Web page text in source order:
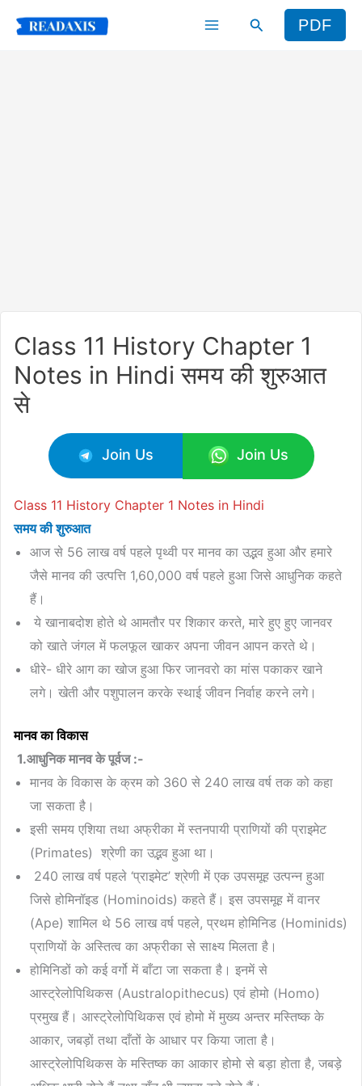
Search PDF
Class 11 History Chapter 1
Notes in Hindi समय की शुरुआत
से
Join Us Join Us
Class 11 History Chapter 1 Notes in Hindi
समय की शुरुआत
आज से 56 लाख वर्ष पहले पृथ्वी पर मानव का उद्भव हुआ और हमारे
जैसे मानव की उत्पत्ति 1,60,000 वर्ष पहले हुआ जिसे आधुनिक कहते
हैं।
ये खानाबदोश होते थे आमतौर पर शिकार करते, मारे हुए हुए जानवर
को खाते जंगल में फलफूल खाकर अपना जीवन आपन करते थे।
धीरे- धीरे आग का खोज हुआ फिर जानवरो का मांस पकाकर खाने
लगे। खेती और पशुपालन करके स्थाई जीवन निर्वाह करने लगे।
मानव का विकास
1.आधुनिक मानव के पूर्वज :-
मानव के विकास के क्रम को 360 से 240 लाख वर्ष तक को कहा
जा सकता है।
इसी समय एशिया तथा अफ्रीका में स्तनपायी प्राणियों की प्राइमेट
(Primates) श्रेणी का उद्भव हुआ था।
240 लाख वर्ष पहले ‘प्राइमेट’ श्रेणी में एक उपसमूह उत्पन्न हुआ
जिसे होमिनॉइड (Hominoids) कहते हैं। इस उपसमूह में वानर
(Ape) शामिल थे 56 लाख वर्ष पहले, प्रथम होमिनिड (Hominids)
प्राणियों के अस्तित्व का अफ्रीका से साक्ष्य मिलता है।
होमिनिडों को कई वर्गो में बाँटा जा सकता है। इनमें से
आस्ट्रेलोपिथिकस (Australopithecus) एवं होमो (Homo)
प्रमुख हैं। आस्ट्रेलोपिथिकस एवं होमो में मुख्य अन्तर मस्तिष्क के
आकार, जबड़ों तथा दाँतों के आधार पर किया जाता है।
आस्ट्रेलोपिथिकस के मस्तिष्क का आकार होमो से बड़ा होता है, जबड़े